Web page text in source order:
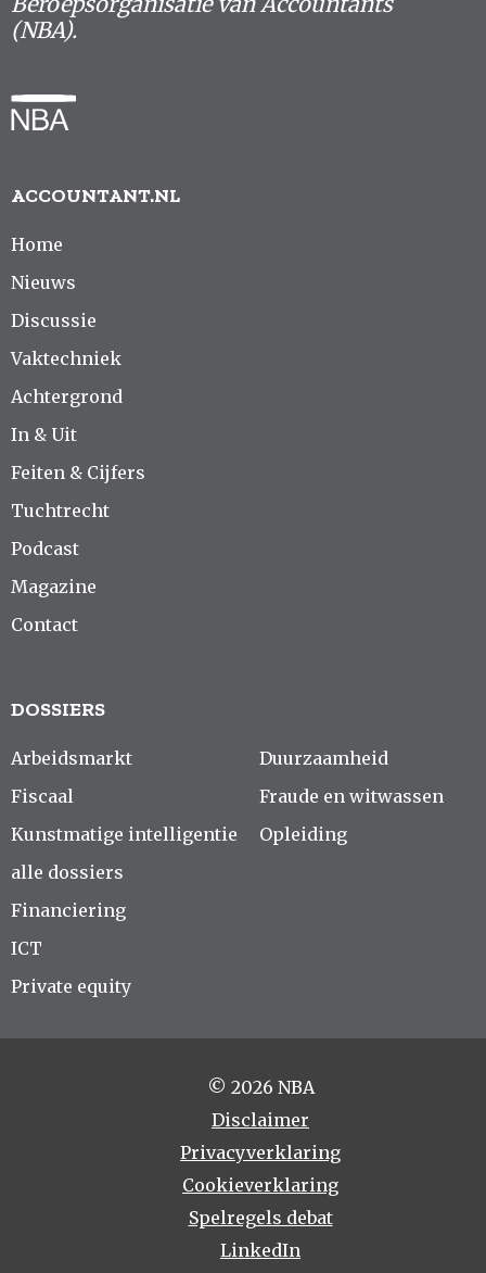
(NBA).
ACCOUNTANT.NL
Home
Nieuws
Discussie
Vaktechniek
Achtergrond
In & Uit
Feiten & Cijfers
Tuchtrecht
Podcast
Magazine
Contact
DOSSIERS
Arbeidsmarkt
Fiscaal
Kunstmatige intelligentie
alle dossiers
Duurzaamheid
Fraude en witwassen
Opleiding
Financiering
ICT
Private equity
© 2026 NBA
Disclaimer
Privacyverklaring
Cookieverklaring
Spelregels debat
LinkedIn